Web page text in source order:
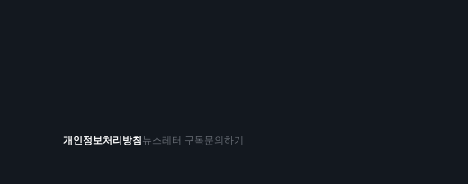
개인정보처리방침뉴스레터 구독문의하기